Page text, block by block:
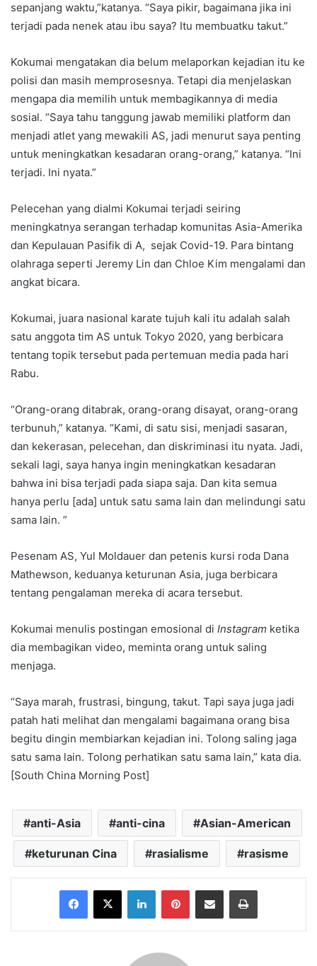
sepanjang waktu,”katanya. “Saya pikir, bagaimana jika ini
terjadi pada nenek atau ibu saya? Itu membuatku takut.”
Kokumai mengatakan dia belum melaporkan kejadian itu ke
polisi dan masih memprosesnya. Tetapi dia menjelaskan
mengapa dia memilih untuk membagikannya di media
sosial. “Saya tahu tanggung jawab memiliki platform dan
menjadi atlet yang mewakili AS, jadi menurut saya penting
untuk meningkatkan kesadaran orang-orang,” katanya. “Ini
terjadi. Ini nyata.”
Pelecehan yang dialmi Kokumai terjadi seiring
meningkatnya serangan terhadap komunitas Asia-Amerika
dan Kepulauan Pasifik di A, sejak Covid-19. Para bintang
olahraga seperti Jeremy Lin dan Chloe Kim mengalami dan
angkat bicara.
Kokumai, juara nasional karate tujuh kali itu adalah salah
satu anggota tim AS untuk Tokyo 2020, yang berbicara
tentang topik tersebut pada pertemuan media pada hari
Rabu.
“Orang-orang ditabrak, orang-orang disayat, orang-orang
terbunuh,” katanya. “Kami, di satu sisi, menjadi sasaran,
dan kekerasan, pelecehan, dan diskriminasi itu nyata. Jadi,
sekali lagi, saya hanya ingin meningkatkan kesadaran
bahwa ini bisa terjadi pada siapa saja. Dan kita semua
hanya perlu [ada] untuk satu sama lain dan melindungi satu
sama lain. ”
Pesenam AS, Yul Moldauer dan petenis kursi roda Dana
Mathewson, keduanya keturunan Asia, juga berbicara
tentang pengalaman mereka di acara tersebut.
Kokumai menulis postingan emosional di Instagram ketika
dia membagikan video, meminta orang untuk saling
menjaga.
“Saya marah, frustrasi, bingung, takut. Tapi saya juga jadi
patah hati melihat dan mengalami bagaimana orang bisa
begitu dingin membiarkan kejadian ini. Tolong saling jaga
satu sama lain. Tolong perhatikan satu sama lain,” kata dia.
[South China Morning Post]
anti-Asia anti-cina Asian-American
keturunan Cina rasialisme rasisme
Facebook
X LinkedInPinterestShare via Email Print